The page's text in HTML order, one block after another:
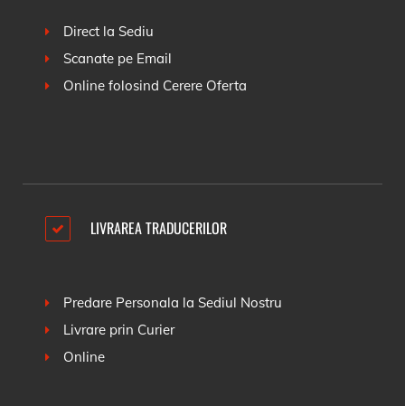
Direct la Sediu
Scanate pe Email
Online folosind Cerere Oferta
LIVRAREA TRADUCERILOR
Predare Personala la Sediul Nostru
Livrare prin Curier
Online